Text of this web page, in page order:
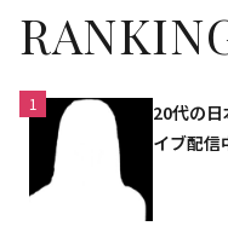
1
20代の
イブ配